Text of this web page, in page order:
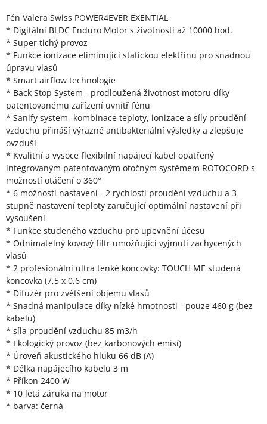
Fén Valera Swiss POWER4EVER EXENTIAL
* Digitální BLDC Enduro Motor s životností až 10000 hod.
* Super tichý provoz
* Funkce ionizace eliminující statickou elektřinu pro snadnou
úpravu vlasů
* Smart airflow technologie
* Back Stop System - prodloužená životnost motoru díky
patentovanému zařízení uvnitř fénu
* Sanify system -kombinace teploty, ionizace a síly proudění
vzduchu přináší výrazné antibakteriální výsledky a zlepšuje
ovzduší
* Kvalitní a vysoce flexibilní napájecí kabel opatřený
integrovaným patentovaným otočným systémem ROTOCORD s
možností otáčení o 360°
* 6 možností nastavení - 2 rychlosti proudění vzduchu a 3
stupně nastavení teploty zaručující optimální nastavení při
vysoušení
* Funkce studeného vzduchu pro upevnění účesu
* Odnímatelný kovový filtr umožňující vyjmutí zachycených
vlasů
* 2 profesionální ultra tenké koncovky: TOUCH ME studená
koncovka (7,5 x 0,6 cm)
* Difuzér pro zvětšení objemu vlasů
* Snadná manipulace díky nízké hmotnosti - pouze 460 g (bez
kabelu)
* síla proudění vzduchu 85 m3/h
* Ekologický provoz (bez karbonových emisí)
* Úroveň akustického hluku 66 dB (A)
* Délka napájecího kabelu 3 m
* Příkon 2400 W
* 10 letá záruka na motor
* barva: černá